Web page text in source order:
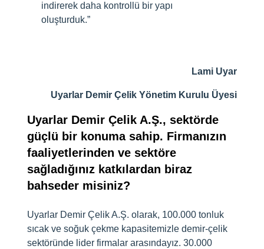
indirerek daha kontrollü bir yapı
oluşturduk.”
Lami Uyar
Uyarlar Demir Çelik Yönetim Kurulu Üyesi
Uyarlar Demir Çelik A.Ş., sektörde
güçlü bir konuma sahip. Firmanızın
faaliyetlerinden ve sektöre
sağladığınız katkılardan biraz
bahseder misiniz?
Uyarlar Demir Çelik A.Ş. olarak, 100.000 tonluk
sıcak ve soğuk çekme kapasitemizle demir-çelik
sektöründe lider firmalar arasındayız. 30.000